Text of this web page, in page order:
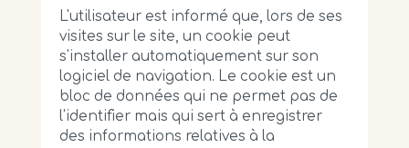
L'utilisateur est informé que, lors de ses
visites sur le site, un cookie peut
s'installer automatiquement sur son
logiciel de navigation. Le cookie est un
bloc de données qui ne permet pas de
l'identifier mais qui sert à enregistrer
des informations relatives à la